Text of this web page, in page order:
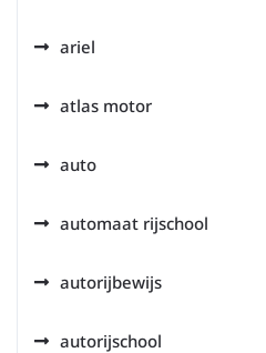
ariel
atlas motor
auto
automaat rijschool
autorijbewijs
autorijschool